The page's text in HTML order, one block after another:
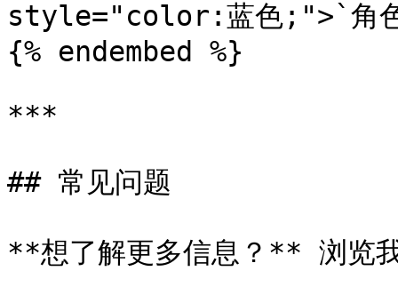
style="color:蓝色;">`角
{% endembed %}
***
## 常见问题
**想了解更多信息？** 浏览